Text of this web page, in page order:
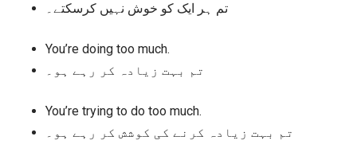
تم ہر ایک کو خوش نہیں کرسکتے۔
You’re doing too much.
تم بہت زیادہ کر رہے ہو۔
You’re trying to do too much.
تم بہت زیادہ کرنے کی کوشش کر رہے ہو۔